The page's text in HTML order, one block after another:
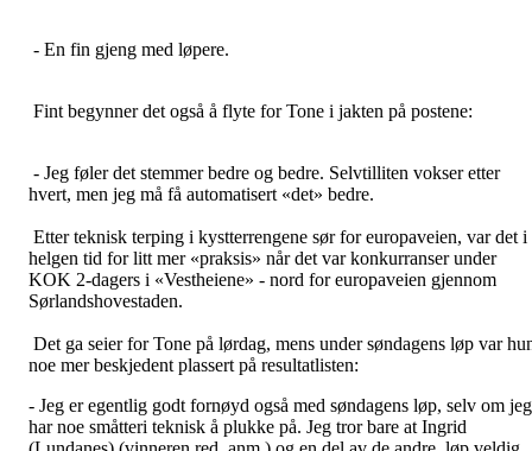
- En fin gjeng med løpere.
Fint begynner det også å flyte for Tone i jakten på postene:
- Jeg føler det stemmer bedre og bedre. Selvtilliten vokser etter
hvert, men jeg må få automatisert «det» bedre.
Etter teknisk terping i kystterrengene sør for europaveien, var det i
helgen tid for litt mer «praksis» når det var konkurranser under
KOK 2-dagers i «Vestheiene» - nord for europaveien gjennom
Sørlandshovestaden.
Det ga seier for Tone på lørdag, mens under søndagens løp var
noe mer beskjedent plassert på resultatlisten:
- Jeg er egentlig godt fornøyd også med søndagens løp, selv om jeg
har noe småtteri teknisk å plukke på. Jeg tror bare at Ingrid